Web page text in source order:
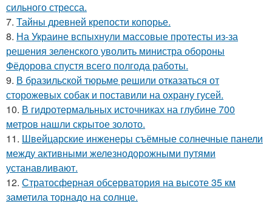
сильного стресса.
7. Тайны древней крепости копорье.
8. На Украине вспыхнули массовые протесты из-за
решения зеленского уволить министра обороны
Фёдорова спустя всего полгода работы.
9. В бразильской тюрьме решили отказаться от
сторожевых собак и поставили на охрану гусей.
10. В гидротермальных источниках на глубине 700
метров нашли скрытое золото.
11. Швейцарские инженеры съёмные солнечные панели
между активными железнодорожными путями
устанавливают.
12. Стратосферная обсерватория на высоте 35 км
заметила торнадо на солнце.